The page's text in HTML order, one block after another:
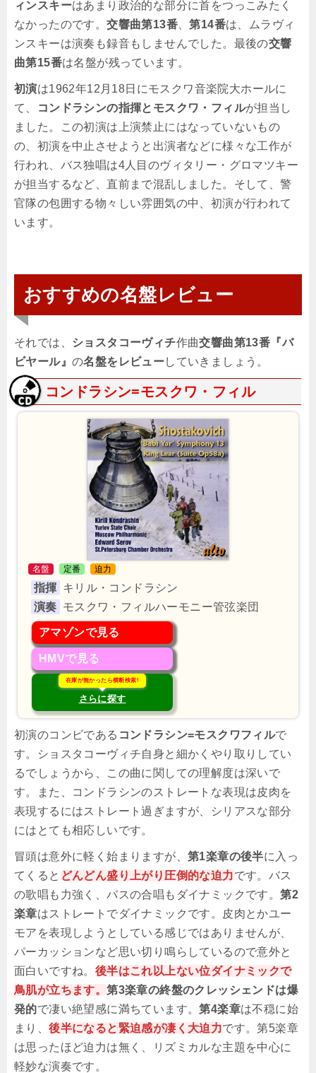
ィンスキーはあまり政治的な部分に首をつっこみたく
なかったのです。交響曲第13番 、第14番は、ムラヴィ
ンスキーは演奏も録音もしませんでした。最後の交響
曲第15番は名盤が残っています。
初演は1962年12月18日にモスクワ音楽院大ホールに
て、
コンドラシンの指揮とモスクワ・フィルが担当し
ました。この初演は上演禁止にはなっていないもの
の、初演を中止させようと出演者などに様々な工作が
行われ、バス独唱は4人目のヴィタリー・グロマツキー
が担当するなど、直前まで混乱しました。そして、警
官隊の包囲する物々しい雰囲気の中、初演が行われて
います。
おすすめの名盤レビュー
それでは、 ショスタコーヴィチ作曲交響曲第13番『バ
ビヤール』 の名盤をレビューしていきましょう。
コンドラシン=モスクワ・フィル
名盤 定番 迫力
指揮 キリル・コンドラシン
演奏 モスクワ・フィルハーモニー管弦楽団
アマゾンで見る
HMVで見る
在庫が無かったら横断検索!
さらに探す
初演のコンビである コンドラシン=モスクワフィルで
す。ショスタコーヴィチ自身と細かくやり取りしてい
るでしょうから、この曲に関しての理解度は深いで
す。また、コンドラシンのストレートな表現は皮肉を
表現するにはストレート過ぎますが、シリアスな部分
にはとても相応しいです。
冒頭は意外に軽く始まりますが、 第1楽章の後半に入っ
てくると どんどん盛り上がり圧倒的な迫力です。バス
の歌唱も力強く、バスの合唱もダイナミックです。第2
楽章はストレートでダイナミックです。皮肉とかユー
モアを表現しようとしている感じではありませんが、
パーカッションなど思い切り鳴らしているので意外と
面白いですね。 後半はこれ以上ない位ダイナミックで
鳥肌が立ちます。第3楽章の終盤のクレッシェンドは爆
発的で凄い絶望感に満ちています。第4楽章は不穏に始
まり、後半になると緊迫感が凄く大迫力です。第5楽章
は思ったほど迫力は無く、リズミカルな主題を中心に
軽妙な演奏です。